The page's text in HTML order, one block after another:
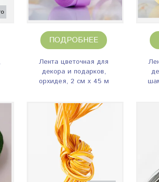
ПОДРОБНЕЕ
Лента цветочная для
декора и подарков,
орхидея, 2 см х 45 м